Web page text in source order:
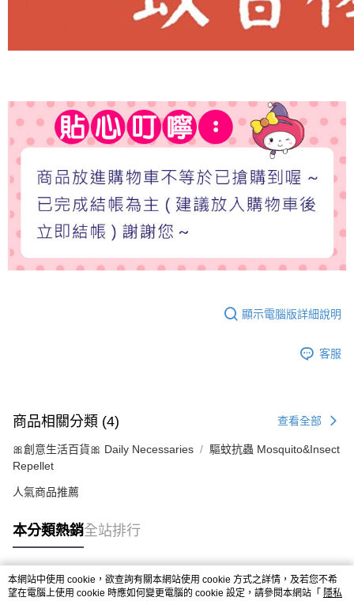
顯示電腦版詳細說明
客服
商品相關分類 (4) 查看全部
🎀創意生活百貨🎀 Daily Necessaries
驅蚊抗蟲 Mosquito&Insect
Repellet
人氣商品推薦
本分類熱銷全站排行
熱門標籤
本網站中使用 cookie，欲查詢有關本網站使用 cookie 方式之詳情，及若您不希
望在電腦上使用 cookie 時應如何變更電腦的 cookie 設定，請參閱本網站「 隱私